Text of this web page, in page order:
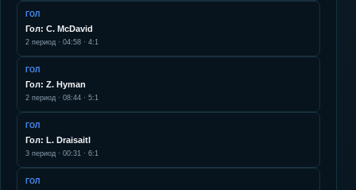
ГОЛ
Гол: C. McDavid
2 период · 04:58 · 4:1
ГОЛ
Гол: Z. Hyman
2 период · 08:44 · 5:1
ГОЛ
Гол: L. Draisaitl
3 период · 00:31 · 6:1
ГОЛ